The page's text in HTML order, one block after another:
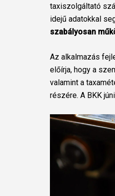
taxiszolgáltató
idejű adatokkal
szabályosan
Az alkalmazás
előírja, hogy a
valamint a
részére. A BKK